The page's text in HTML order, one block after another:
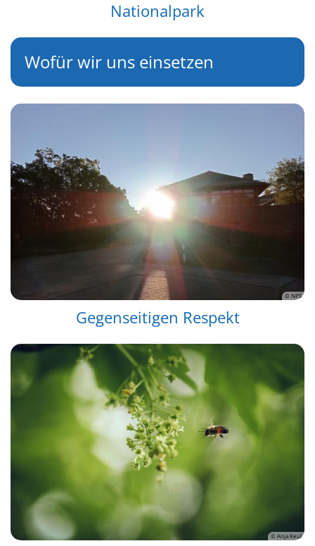
Nationalpark
Wofür wir uns einsetzen
© NPS
Gegenseitigen Respekt
© Anja Keul